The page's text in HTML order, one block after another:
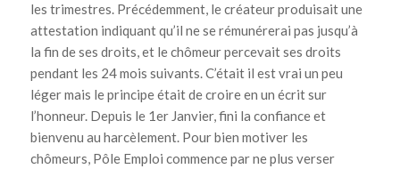
les trimestres. Précédemment, le créateur produisait une
attestation indiquant qu’il ne se rémunérerai pas jusqu’à
la fin de ses droits, et le chômeur percevait ses droits
pendant les 24 mois suivants. C’était il est vrai un peu
léger mais le principe était de croire en un écrit sur
l’honneur. Depuis le 1er Janvier, fini la confiance et
bienvenu au harcèlement. Pour bien motiver les
chômeurs, Pôle Emploi commence par ne plus verser